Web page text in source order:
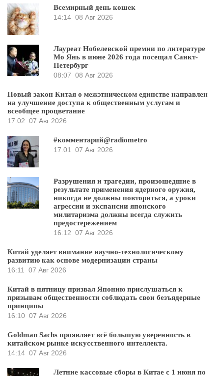
Всемирный день кошек
14:14 08 Авг 2026
Лауреат Нобелевской премии по литературе
Мо Янь в июне 2026 года посещал Санкт-
Петербург
08:07 08 Авг 2026
Новый закон Китая о межэтническом единстве направлен
на улучшение доступа к общественным услугам и
всеобщее процветание
17:02 07 Авг 2026
#комментарий@radiometro
17:01
07 Авг 2026
Разрушения и трагедии, произошедшие в
результате применения ядерного оружия,
никогда не должны повториться, а уроки
агрессии и экспансии японского
милитаризма должны всегда служить
предостережением
16:12 07 Авг 2026
Китай уделяет внимание научно-технологическому
развитию как основе модернизации страны
16:11
07 Авг 2026
Китай в пятницу призвал Японию прислушаться к
призывам общественности соблюдать свои безъядерные
принципы
16:10 07 Авг 2026
Goldman Sachs проявляет всё большую уверенность в
китайском рынке искусственного интеллекта.
14:14 07 Авг 2026
Летние кассовые сборы в Китае с 1 июня по